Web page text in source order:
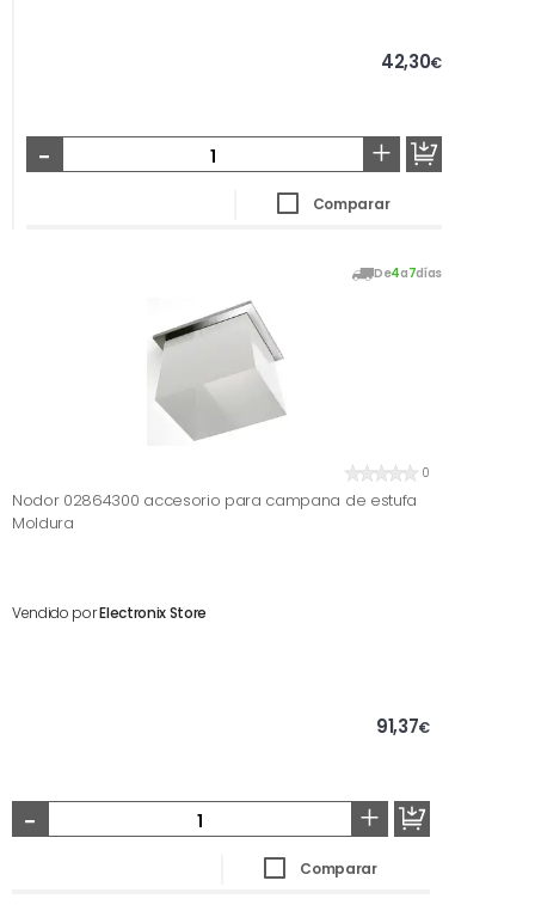
42,30€
- +
Comparar
De4a7días
0
Nodor 02864300 accesorio para campana de estufa
Moldura
Vendido porElectronix Store
91,37€
- +
Comparar